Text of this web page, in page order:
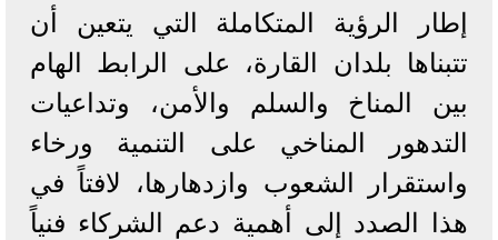
إطار الرؤية المتكاملة التي يتعين أن
تتبناها بلدان القارة، على الرابط الهام
بين المناخ والسلم والأمن، وتداعيات
التدهور المناخي على التنمية ورخاء
واستقرار الشعوب وازدهارها، لافتاً في
هذا الصدد إلى أهمية دعم الشركاء فنياً